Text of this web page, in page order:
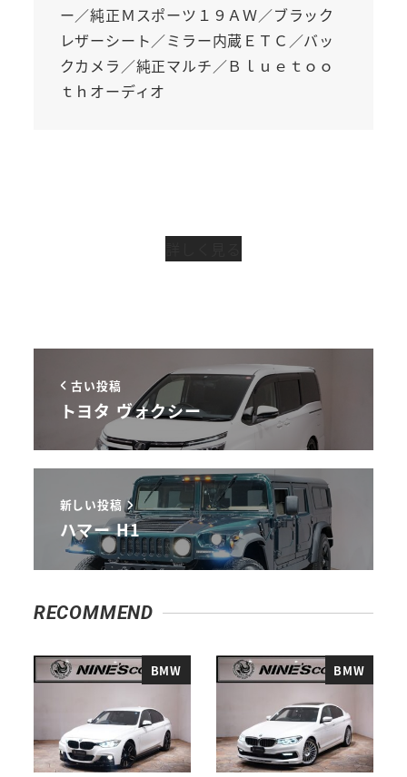
ー／純正Ｍスポーツ１９ＡＷ／ブラック
レザーシート／ミラー内蔵ＥＴＣ／バッ
クカメラ／純正マルチ／Ｂｌｕｅｔｏｏ
ｔｈオーディオ
古い投稿
トヨタ ヴォクシー
新しい投稿
ハマー H1
RECOMMEND
BMW BMW